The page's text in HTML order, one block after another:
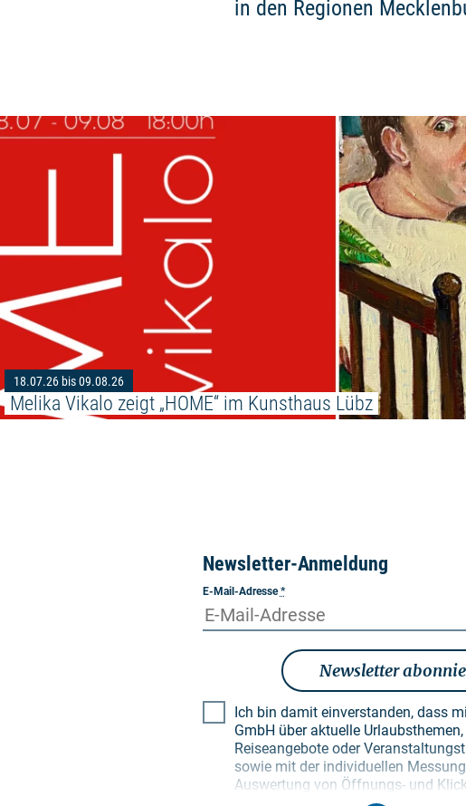
in den Regionen
18.07.26 bis 09.08.26
Melika Vikalo zeigt „HOME“ im Kunsthaus Lübz
Newsletter-Anmeldung
E-Mail-Adresse*
Newsletter
Ich bin damit einverstanden, dass
GmbH über aktuelle Urlaubsthemen, besondere
Reiseangebote oder
sowie mit der individuellen
Auswertung von Öffnungs- und